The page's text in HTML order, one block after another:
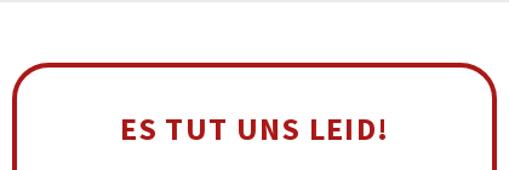
ES TUT UNS LEID!